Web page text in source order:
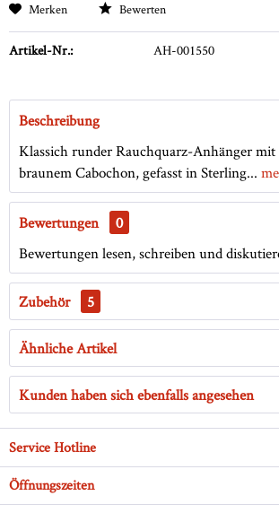
Merken Bewerten
Artikel-Nr.: AH-001550
Beschreibung
Klassich runder Rauchquarz-Anhänger
braunem Cabochon, gefasst in Sterling...
Bewertungen
0
Bewertungen lesen, schreiben und
Zubehör 5
Ähnliche Artikel
Kunden haben sich ebenfalls angesehen
Service Hotline
Öffnungszeiten